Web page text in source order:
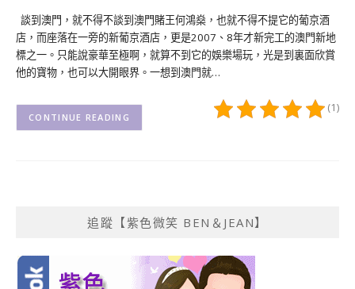
談到澳門，就不得不談到澳門賭王何鴻燊，也就不得不提它的葡京酒
店，而座落在一旁的新葡京酒店，更是2007、8年才新完工的澳門新地
標之一。只能說豪華至極啊，就算不到它的娛樂場玩，光是到裏面欣賞
他的寶物，也可以大開眼界。一想到澳門就…
(1)
CONTINUE READING
追蹤【紫色微笑 BEN＆JEAN】